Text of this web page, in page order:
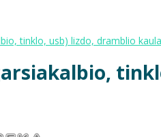
tinklo, usb) lizdo, dramblio